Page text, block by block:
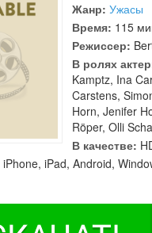
Жанр: Ужасы
Время: 115
Режиссер:
В ролях
Kamptz, Ina
Carstens,
Horn, Jenifer
Röper, Olli
В качестве:
iPhone, iPad, Android,